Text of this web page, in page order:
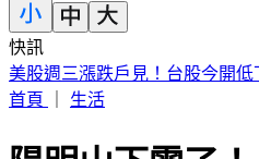
快訊
賴清德殺到台中！「8年總帳一
燕